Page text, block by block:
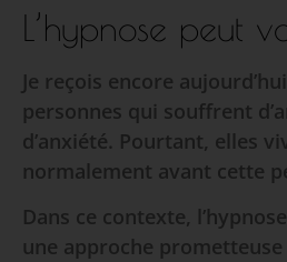
L’hypnose peut
Je reçois encore
personnes qui souffrent
d’anxiété. Pourtant, elles
normalement avant cette
Dans ce contexte,
une approche